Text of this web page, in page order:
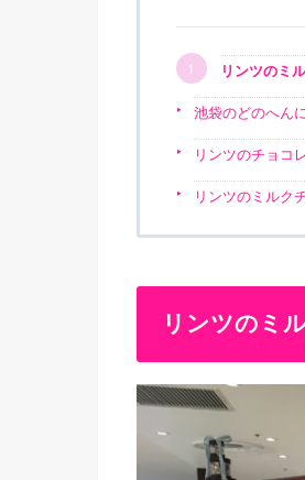
リンツのミ
池袋のどのへん
リンツのチョコ
リンツのミルク
リンツのミ